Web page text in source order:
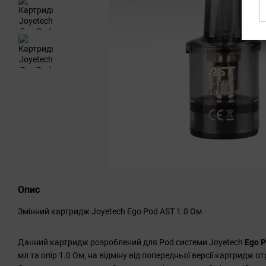
Опис
Змінний картридж Joyetech Ego Pod AST 1.0 Ом
Данний картридж розроблений для Pod системи Joyetech Ego
мл та опір 1.0 Ом, на відміну від попередньої версії картридж